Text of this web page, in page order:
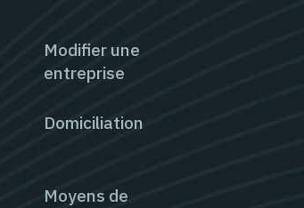
Modifier une
entreprise
Domiciliation
Moyens de